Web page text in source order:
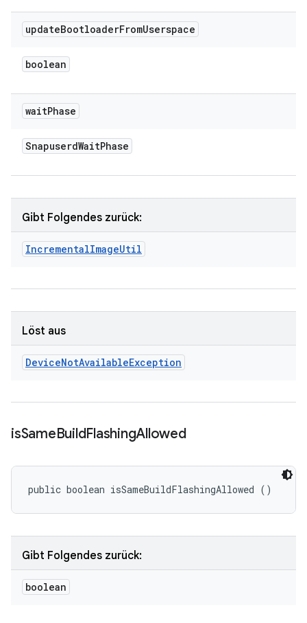
updateBootloaderFromUserspace
boolean
waitPhase
SnapuserdWaitPhase
Gibt Folgendes zurück:
IncrementalImageUtil
Löst aus
DeviceNotAvailableException
isSameBuildFlashingAllowed
public boolean isSameBuildFlashingAllowed ()
Gibt Folgendes zurück:
boolean